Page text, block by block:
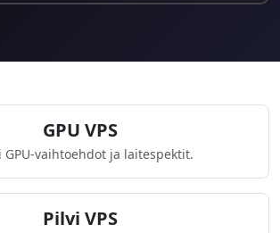
GPU VPS
GPU-vaihtoehdot ja laitespektit.
Pilvi VPS